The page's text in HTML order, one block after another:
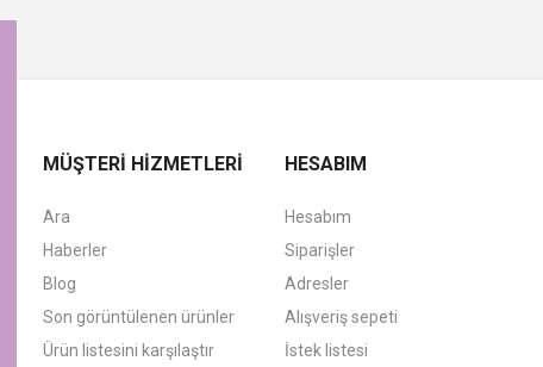
MÜŞTERI HIZMETLERI
Ara
Haberler
Blog
Son görüntülenen ürünler
Ürün listesini karşılaştır
HESABIM
Hesabım
Siparişler
Adresler
Alışveriş sepeti
İstek listesi